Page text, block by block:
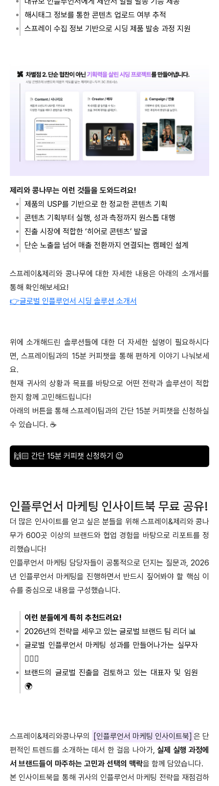
해시태그 정보를 통한 콘텐츠 업로드 여부 추적
스프레이 수집 정보 기반으로 시딩 제품 발송 과정 지원
제리와 콩나무는 이런 것들을 도와드려요!
제품의 USP를 기반으로 한 정교한 콘텐츠 기획
콘텐츠 기획부터 실행, 성과 측정까지 원스톱 대행
진출 시장에 적합한 ‘히어로 콘텐츠’ 발굴
단순 노출을 넘어 매출 전환까지 연결되는 캠페인 설계
스프레이&제리와 콩나무에 대한 자세한 내용은 아래의 소개서를
통해 확인해보세요!
👉글로벌 인플루언서 시딩 솔루션 소개서
위에 소개해드린 솔루션들에 대한 더 자세한 설명이 필요하시다
면, 스프레이팀과의 15분 커피챗을 통해 편하게 이야기 나눠보세
요.
현재 귀사의 상황과 목표를 바탕으로 어떤 전략과 솔루션이 적합
한지 함께 고민해드립니다!
아래의 버튼을 통해 스프레이팀과의 간단 15분 커피챗을 신청하실
수 있습니다. ☕️
🙌🏻 간단 15분 커피챗 신청하기 😉
인플루언서 마케팅 인사이트북 무료 공유!
더 많은 인사이트를 얻고 싶은 분들을 위해 스프레이&제리와 콩나
무가 600곳 이상의 브랜드와 협업 경험을 바탕으로 리포트를 정
리했습니다!
인플루언서 마케팅 담당자들이 공통적으로 던지는 질문과, 2026
년 인플루언서 마케팅을 진행하면서 반드시 짚어봐야 할 핵심 이
슈를 중심으로 내용을 구성했습니다.
이런 분들에게 특히 추천드려요!
2026년의 전략을 세우고 있는 글로벌 브랜드 팀 리더 📊
글로벌 인플루언서 마케팅 성과를 만들어나가는 실무자
🙋🏻‍♀️
브랜드의 글로벌 진출을 검토하고 있는 대표자 및 임원
🌍
스프레이&제리와콩나무의 [인플루언서 마케팅 인사이트북] 은 단
편적인 트렌드를 소개하는 데서 한 걸음 나아가,실제 실행 과정에
서 브랜드들이 마주하는 고민과 선택의 맥락을 함께 담았습니다.
본 인사이트북을 통해 귀사의 인플루언서 마케팅 전략을 재점검하